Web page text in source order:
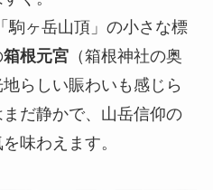
駒ヶ岳山頂」の小さな標
箱根元宮（箱根神社の奥
らしい賑わいも感じら
だ静かで、山岳信仰の
味わえます。